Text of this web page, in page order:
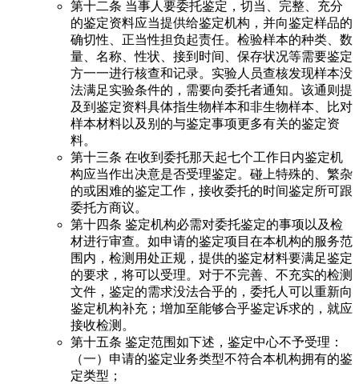
第十二条 当事人要委托鉴定，切当、完整、充分
的鉴定资料应当提供给鉴定机构，并向鉴定样品的
确切性、正当性担负起责任。检验样本的种类、数
量、名称、性状、接到时间、保存状况等需要鉴定
方一一进行核查和记录。实验人员查核发现样本没
法满足实验条件的，需要向委托者通知。该通则提
及到鉴定资料具体指生物样本和非生物样本、比对
样本材料以及别的与鉴定事项更多有关的鉴定资
料。
第十三条 在收到委托那天起七个工作日内鉴定机
构应当作出决意是否受理鉴定。碰上特殊的、繁杂
的或困难的鉴定工作，接收委托的时间鉴定所可跟
委托方商议。
第十四条 鉴定机构必需对委托鉴定的事项以及检
材进行审查。如申请的鉴定项目在本机构的服务范
围内，检测用处正规，提供的鉴定材料要满足鉴定
的要求，将可以受理。对于不完善、不充实的检测
文件，鉴定的需求没法合乎的，委托人可以重新向
鉴定机构补充；增加至能够合乎鉴定诉求的，就应
接收检测。
第十五条 鉴定范围如下述，鉴定中心不予受理：
（一）申请的鉴定业务类型不符合本机构拥有的鉴
定类型；